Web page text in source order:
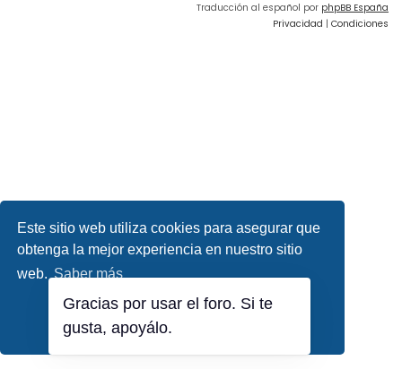
Este sitio web utiliza cookies para asegurar que
obtenga la mejor experiencia en nuestro sitio
web. Saber más
¡Lo entiendo!
Traducción al español por phpBB España
Privacidad | Condiciones
Gracias por usar el foro. Si te
gusta, apoyálo.